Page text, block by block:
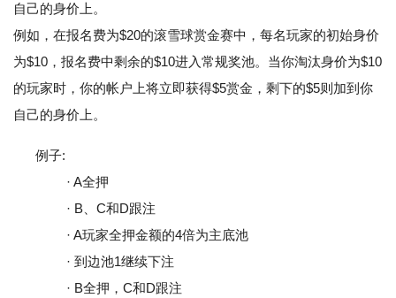
自己的身价上。
例如，在报名费为$20的滚雪球赏金赛中，每名玩家的初始身价
为$10，报名费中剩余的$10进入常规奖池。当你淘汰身价为$10
的玩家时，你的帐户上将立即获得$5赏金，剩下的$5则加到你
自己的身价上。
例子:
· A全押
· B、C和D跟注
· A玩家全押金额的4倍为主底池
· 到边池1继续下注
· B全押，C和D跟注